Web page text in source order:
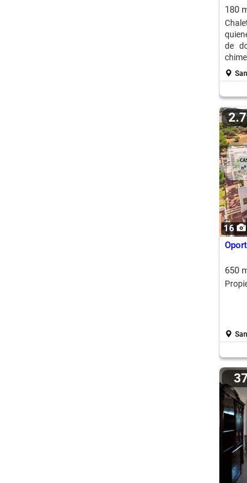
180
de
16
650